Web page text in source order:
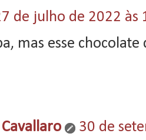
de julho de 2022 às
mas esse
30 de